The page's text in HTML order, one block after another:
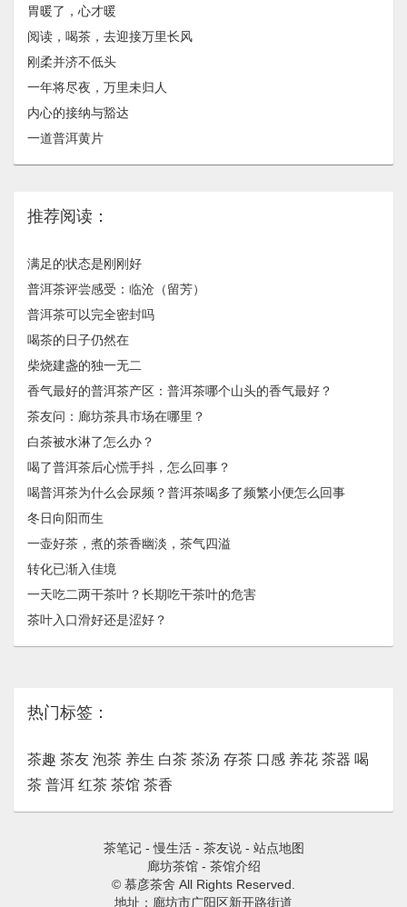
胃暖了，心才暖
阅读，喝茶，去迎接万里长风
刚柔并济不低头
一年将尽夜，万里未归人
内心的接纳与豁达
一道普洱黄片
推荐阅读：
满足的状态是刚刚好
普洱茶评尝感受：临沧（留芳）
普洱茶可以完全密封吗
喝茶的日子仍然在
柴烧建盏的独一无二
香气最好的普洱茶产区：普洱茶哪个山头的香气最好？
茶友问：廊坊茶具市场在哪里？
白茶被水淋了怎么办？
喝了普洱茶后心慌手抖，怎么回事？
喝普洱茶为什么会尿频？普洱茶喝多了频繁小便怎么回事
冬日向阳而生
一壶好茶，煮的茶香幽淡，茶气四溢
转化已渐入佳境
一天吃二两干茶叶？长期吃干茶叶的危害
茶叶入口滑好还是涩好？
热门标签：
茶趣 茶友 泡茶 养生 白茶 茶汤 存茶 口感 养花 茶器 喝
茶 普洱 红茶 茶馆 茶香
茶笔记-慢生活- 茶友说- 站点地图
廊坊茶馆- 茶馆介绍
© 慕彦茶舍 All Rights Reserved.
地址：廊坊市广阳区新开路街道